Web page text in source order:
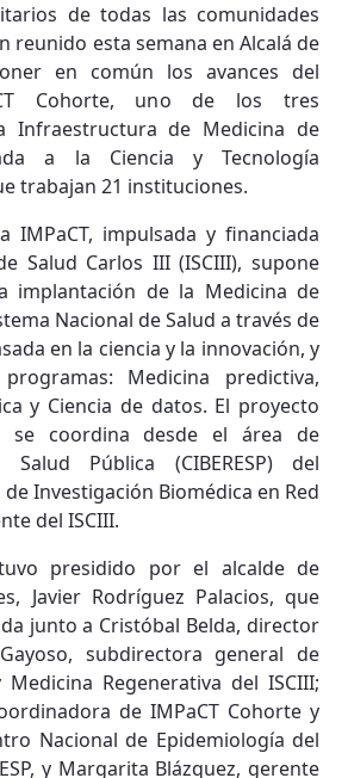
de todas las comunidades
reunido esta semana en Alcalá de
en común los avances del
Cohorte, uno de los tres
Infraestructura de Medicina de
a la Ciencia y Tecnología
trabajan 21 instituciones.
IMPaCT, impulsada y financiada
Salud Carlos III (ISCIII), supone
implantación de la Medicina de
Nacional de Salud a través de
en la ciencia y la innovación, y
Medicina predictiva,
y Ciencia de datos. El proyecto
se coordina desde el área de
Salud Pública (CIBERESP) del
Investigación Biomédica en Red
del ISCIII.
presidido por el alcalde de
Javier Rodríguez Palacios, que
junto a Cristóbal Belda, director
subdirectora general de
Regenerativa del ISCIII;
de IMPaCT Cohorte y
Nacional de Epidemiología del
y Margarita Blázquez, gerente